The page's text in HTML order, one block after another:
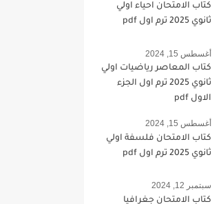
كتاب الامتحان احياء اولي
ثانوي 2025 ترم اول pdf
أغسطس 15, 2024
كتاب المعاصر رياضيات اولي
ثانوي 2025 ترم اول الجزء
الاول pdf
أغسطس 15, 2024
كتاب الامتحان فلسفة اولي
ثانوي 2025 ترم اول pdf
سبتمبر 12, 2024
كتاب الامتحان جغرافيا